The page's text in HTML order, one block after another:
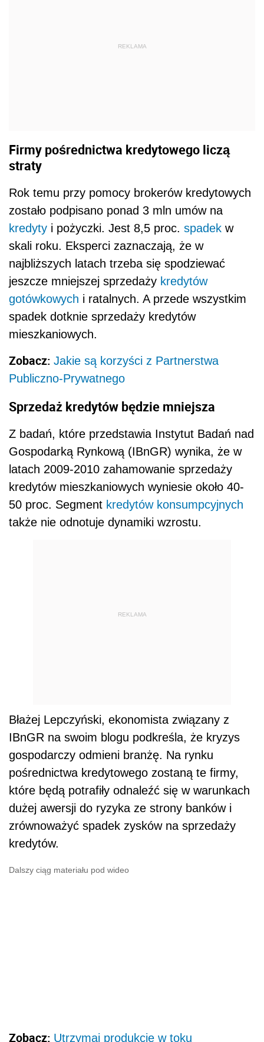
REKLAMA
Firmy pośrednictwa kredytowego liczą
straty
Rok temu przy pomocy brokerów kredytowych
zostało podpisano ponad 3 mln umów na
kredyty i pożyczki. Jest 8,5 proc. spadek w
skali roku. Eksperci zaznaczają, że w
najbliższych latach trzeba się spodziewać
jeszcze mniejszej sprzedaży kredytów
gotówkowych i ratalnych. A przede wszystkim
spadek dotknie sprzedaży kredytów
mieszkaniowych.
Zobacz: Jakie są korzyści z Partnerstwa
Publiczno-Prywatnego
Sprzedaż kredytów będzie mniejsza
Z badań, które przedstawia Instytut Badań nad
Gospodarką Rynkową (IBnGR) wynika, że w
latach 2009-2010 zahamowanie sprzedaży
kredytów mieszkaniowych wyniesie około 40-
50 proc. Segment kredytów konsumpcyjnych
także nie odnotuje dynamiki wzrostu.
REKLAMA
Błażej Lepczyński, ekonomista związany z
IBnGR na swoim blogu podkreśla, że kryzys
gospodarczy odmieni branżę. Na rynku
pośrednictwa kredytowego zostaną te firmy,
które będą potrafiły odnaleźć się w warunkach
dużej awersji do ryzyka ze strony banków i
zrównoważyć spadek zysków na sprzedaży
kredytów.
Dalszy ciąg materiału pod wideo
Zobacz: Utrzymaj produkcję w toku